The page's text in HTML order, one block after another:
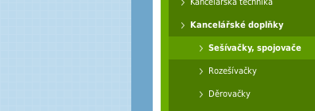
Kancelářské doplňky
Sešívačky, spojovače
Rozešívačky
Děrovačky